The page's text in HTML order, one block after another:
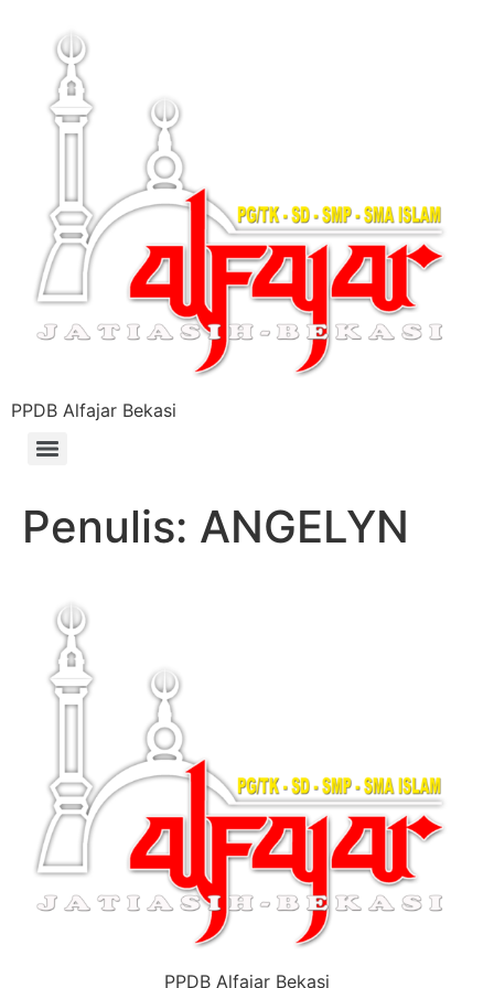
PPDB Alfajar Bekasi
Penulis: ANGELYN
PPDB Alfajar Bekasi